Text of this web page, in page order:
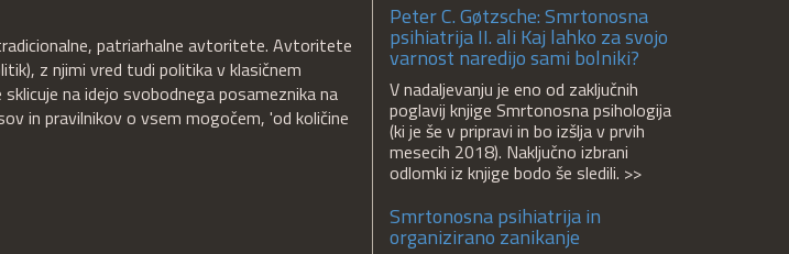
patriarhalne avtoritete. Avtoritete
z njimi vred tudi politika v klasičnem
na idejo svobodnega posameznika na
in pravilnikov o vsem mogočem, 'od količine
Peter C. Gøtzsche: Smrtonosna
psihiatrija II. ali Kaj lahko za svojo
varnost naredijo sami bolniki?
V nadaljevanju je eno od zaključnih
poglavij knjige Smrtonosna psihologija
(ki je še v pripravi in bo izšlja v prvih
mesecih 2018). Naključno izbrani
odlomki iz knjige bodo še sledili. >>
Smrtonosna psihiatrija in
organizirano zanikanje